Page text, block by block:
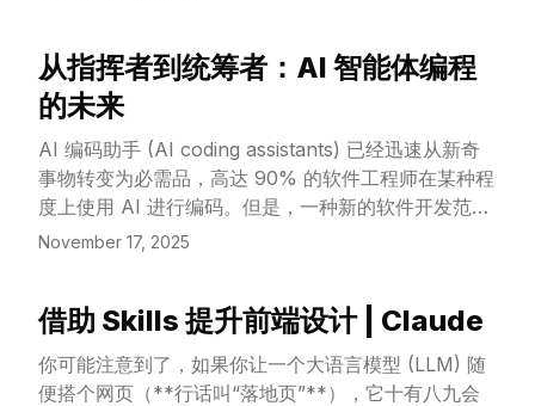
从指挥者到统筹者：AI 智能体编程
的未来
AI 编码助手 (AI coding assistants) 已经迅速从新奇
事物转变为必需品，高达 90% 的软件工程师在某种程
度上使用 AI 进行编码。但是，一种新的软件开发范式
正在出现——工程师将驾驭自主 AI 智能体
(implementer) 演变为管理者(manager)，换句话说，
是从编码者 (coder) 演变为指挥者 (Conductor)，并
最终成为统筹者 (Orchestrator)。
November 17, 2025
View Article
借助 Skills 提升前端设计 | Claude
你可能注意到了，如果你让一个大语言模型 (LLM) 随
便搭个网页（**行话叫“落地页”**），它十有八九会
View Article